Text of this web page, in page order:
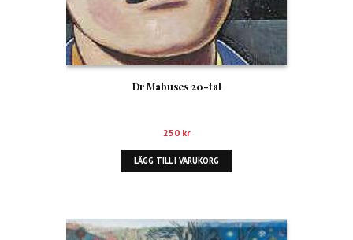
Dr Mabuses 20-tal
250 kr
LÄGG TILL I VARUKORG